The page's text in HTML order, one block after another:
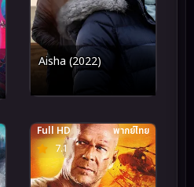
Aisha (2022)
7.1
Full HD พากย์ไทย